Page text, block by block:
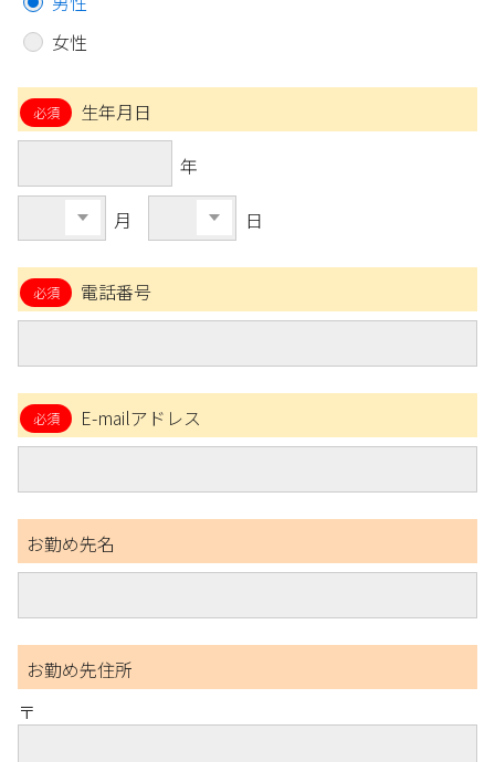
女性
生年月日
年
月 日
電話番号
E-mailアドレス
お勤め先名
お勤め先住所
〒